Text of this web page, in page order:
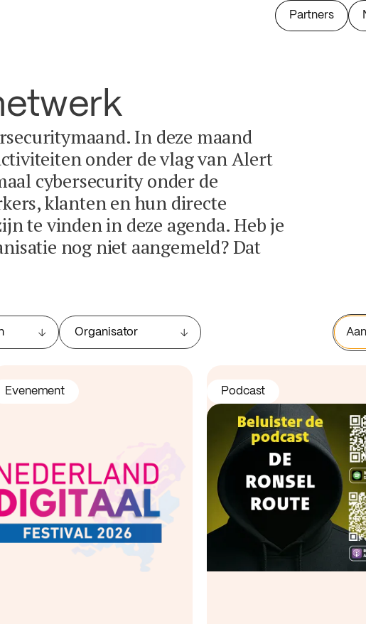
Partners
In deze maand
onder de vlag van Alert
cybersecurity onder de
klanten en hun directe
te vinden in deze agenda. Heb je
nog niet aangemeld? Dat
Organisator
Evenement Podcast